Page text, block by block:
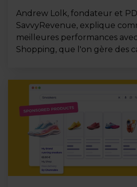
Andrew Lolk, fondateur et
SavvyRevenue, explique
meilleures performances
Shopping, que l'on gère des